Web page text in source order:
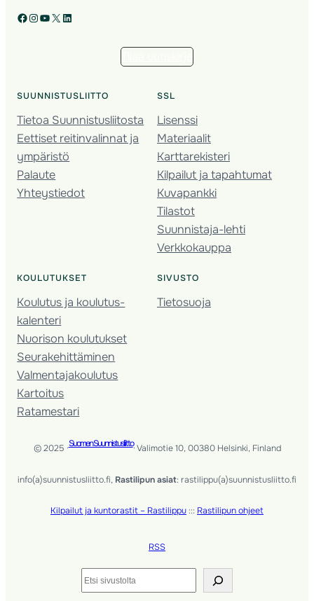
Facebook Instagram YouTube X LinkedIn
SUUNNISTUSLIITTO
Tietoa Suunnistusliitosta
Eettiset reitinvalinnat ja
ympäristö
Palaute
Yhteystiedot
SSL
Lisenssi
Materiaalit
Karttarekisteri
Kilpailut ja tapahtumat
Kuvapankki
Tilastot
Suunnistaja-lehti
Verkkokauppa
KOULUTUKSET
Koulutus ja koulutus­
kalenteri
Nuorison koulutukset
Seura­kehittäminen
Valmentaja­koulutus
Kartoitus
Ratamestari
SIVUSTO
Tietosuoja
© 2025 ·Suomen Suunnistusliitto· Valimotie 10, 00380 Helsinki, Finland
info(a)suunnistusliitto.fi, Rastilipun asiat: rastilippu(a)suunnistusliitto.fi
Kilpailut ja kuntorastit – Rastilippu ::: Rastilipun ohjeet
RSS
Etsi